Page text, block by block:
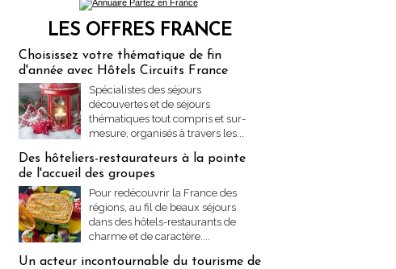
LES OFFRES FRANCE
Choisissez votre thématique de fin
d'année avec Hôtels Circuits France
Spécialistes des séjours
découvertes et de séjours
thématiques tout compris et sur-
mesure, organisés à travers les...
Des hôteliers-restaurateurs à la pointe
de l'accueil des groupes
Pour redécouvrir la France des
régions, au fil de beaux séjours
dans des hôtels-restaurants de
charme et de caractère....
Un acteur incontournable du tourisme de